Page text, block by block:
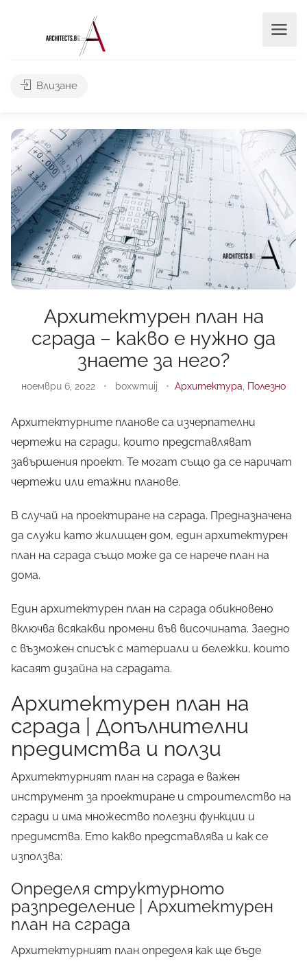
Влизане
Архитектурен план на
сграда – какво е нужно да
знаете за него?
ноември 6, 2022 • boxwmuij • Архитектура, Полезно
Архитектурните планове са изчерпателни
чертежи на сгради, които представляват
завършения проект. Те могат също да се наричат
чертежи или етажни планове.
В случай на проектиране на сграда. Предназначена
да служи като жилищен дом, един архитектурен
план на сграда също може да се нарече план на
дома.
Един архитектурен план на сграда обикновено
включва всякакви промени във височината. Заедно
с възможен списък с материали и бележки, които
касаят дизайна на сградата.
Архитектурен план на
сграда | Допълнителни
предимства и ползи
Архитектурният план на сграда е важен
инструмент за проектиране и строителство на
сгради и има множество полезни функции и
предимства. Ето какво представлява и как се
използва:
Определя структурното
разпределение | Архитектурен
план на сграда
Архитектурният план определя как ще бъде